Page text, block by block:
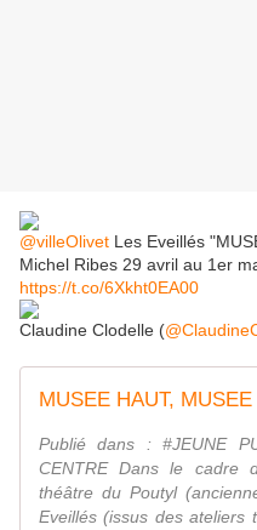
@villeOlivet Les Eveillés
Michel Ribes 29 avril au 1er
https://t.co/6Xkht0EA00
Claudine Clodelle (
Publié dans : #JEUNE
CENTRE Dans le cadre
théâtre du Poutyl
Eveillés (issus des ateliers